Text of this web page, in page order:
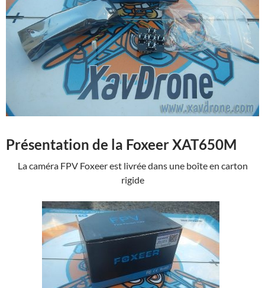
Présentation de la Foxeer XAT650M
La caméra FPV Foxeer est livrée dans une boîte en carton
rigide